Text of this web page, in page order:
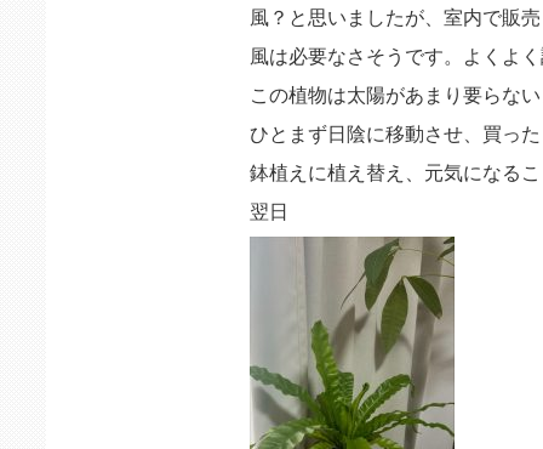
風？と思いましたが、室内で販
風は必要なさそうです。よくよ
この植物は太陽があまり要らな
ひとまず日陰に移動させ、買っ
鉢植えに植え替え、元気になる
翌日